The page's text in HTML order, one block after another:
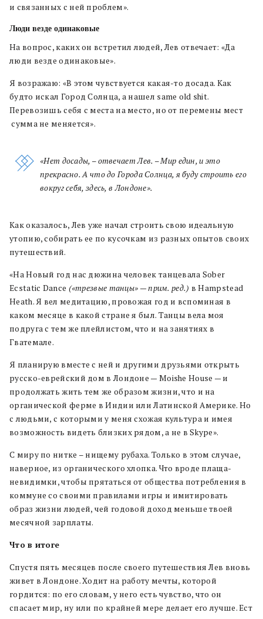
и связанных с ней проблем».
Люди везде одинаковые
На вопрос, каких он встретил людей, Лев отвечает: «Да
люди везде одинаковые».
Я возражаю: «В этом чувствуется какая-то досада. Как
будто искал Город Солнца, а нашел same old shit.
Перевозишь себя с места на место, но от перемены мест
сумма не меняется».
«Нет досады, – отвечает Лев. – Мир един, и это
прекрасно. А что до Города Солнца, я буду строить его
вокруг себя, здесь, в Лондоне».
Как оказалось, Лев уже начал строить свою идеальную
утопию, собирать ее по кусочкам из разных опытов своих
путешествий.
«На Новый год нас дюжина человек танцевала Sober
Ecstatic Dance («трезвые танцы» — прим. ред.) в Hampstead
Heath. Я вел медитацию, провожая год и вспоминая в
каком месяце в какой стране я был. Танцы вела моя
подруга с тем же плейлистом, что и на занятиях в
Гватемале.
Я планирую вместе с ней и другими друзьями открыть
русско-еврейский дом в Лондоне — Moishe House — и
продолжать жить тем же образом жизни, что и на
органической ферме в Индии или Латинской Америке. Но
с людьми, с которыми у меня схожая культура и имея
возможность видеть близких рядом, а не в Skype».
С миру по нитке – нищему рубаха. Только в этом случае,
наверное, из органического хлопка. Что вроде плаща-
невидимки, чтобы прятаться от общества потребления в
коммуне со своими правилами игры и имитировать
образ жизни людей, чей годовой доход меньше твоей
месячной зарплаты.
Что в итоге
Спустя пять месяцев после своего путешествия Лев вновь
живет в Лондоне. Ходит на работу мечты, которой
гордится: по его словам, у него есть чувство, что он
спасает мир, ну или по крайней мере делает его лучше. Ест